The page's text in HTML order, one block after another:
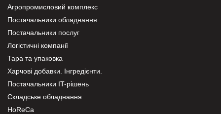
Агропромисловий комплекс
Постачальники обладнання
Постачальники послуг
Логістичні компанії
Тара та упаковка
Харчові добавки. Інгредієнти.
Постачальники IT-рішень
Складське обладнання
HoReCa